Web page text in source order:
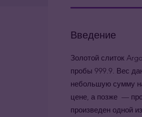
Введение
Золотой слиток
пробы 999.9. Вес
небольшую сумму
цене, а позже —
произведен одной